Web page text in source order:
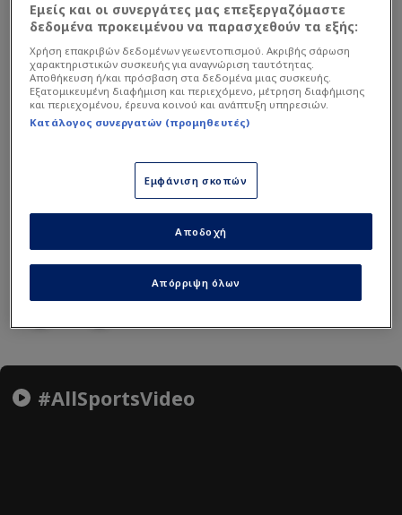
Διαβάστε επίσης...
Φεύγει από το Ντένβερ ο
Βαλαντσιούνας -
Επιστρέφει στην Ευρώπη;
Γιόνας Βαλαντσιούνας Euroleague
#AllSportsVideo
Εμείς και οι συνεργάτες μας επεξεργαζόμαστε
δεδομένα προκειμένου να παρασχεθούν τα εξής:
Χρήση επακριβών δεδομένων γεωεντοπισμού. Ακριβής σάρωση
χαρακτηριστικών συσκευής για αναγνώριση ταυτότητας.
Αποθήκευση ή/και πρόσβαση στα δεδομένα μιας συσκευής.
Εξατομικευμένη διαφήμιση και περιεχόμενο, μέτρηση διαφήμισης
και περιεχομένου, έρευνα κοινού και ανάπτυξη υπηρεσιών.
Κατάλογος συνεργατών (προμηθευτές)
Εμφάνιση σκοπών
Απόρριψη όλων
Αποδοχή